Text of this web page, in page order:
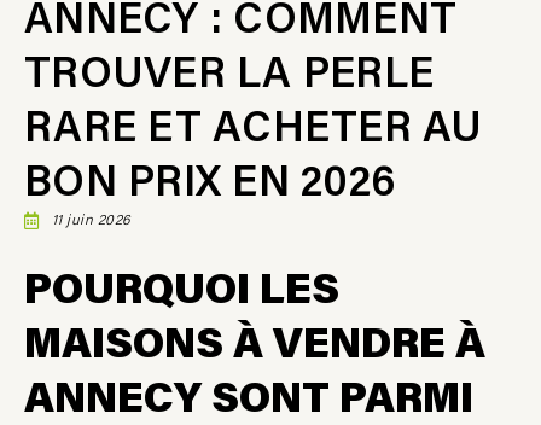
ANNECY : COMMENT
TROUVER LA PERLE
RARE ET ACHETER AU
BON PRIX EN 2026
11 juin 2026
POURQUOI LES
MAISONS À VENDRE À
ANNECY SONT PARMI